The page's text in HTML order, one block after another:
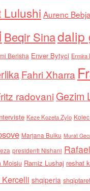
Lulushi Aurenc Bebja
Beqir Sinadalip
Berisha Enver Bytyci Ermira
Fahri Xharra
radovaniGezim
Keze Kozeta Zylo
Marjana Bulku Murat
presidenti Nishani
Moisiu Ramiz Lushaj reshat
shqiperia shqiptaret